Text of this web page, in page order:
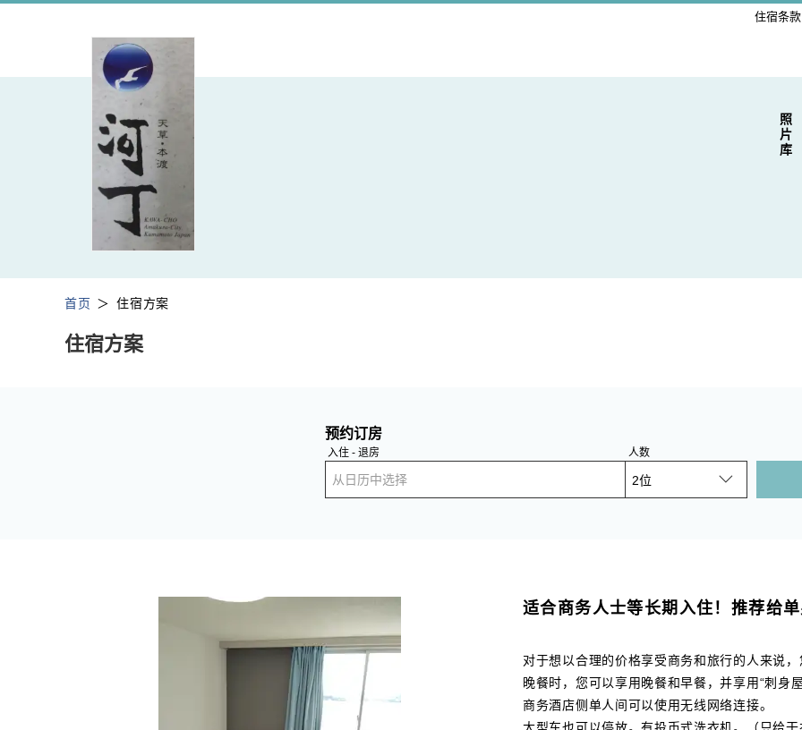
住宿条款
照片库
首页 住宿方案
住宿方案
预约订房
入住 - 退房
从日历中选择
人数
适合商务人士等长期入住！推荐给
对于想以合理的价格享受商务和旅行的人来说
晚餐时，您可以享用晚餐和早餐，并享用“刺身
商务酒店侧单人间可以使用无线网络连接。